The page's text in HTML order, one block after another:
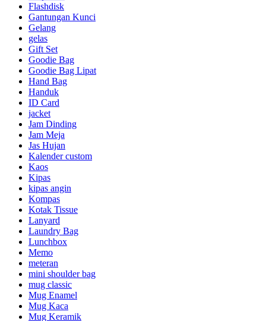
Flashdisk
Gantungan Kunci
Gelang
gelas
Gift Set
Goodie Bag
Goodie Bag Lipat
Hand Bag
Handuk
ID Card
jacket
Jam Dinding
Jam Meja
Jas Hujan
Kalender custom
Kaos
Kipas
kipas angin
Kompas
Kotak Tissue
Lanyard
Laundry Bag
Lunchbox
Memo
meteran
mini shoulder bag
mug classic
Mug Enamel
Mug Kaca
Mug Keramik